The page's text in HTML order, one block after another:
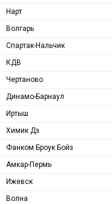
Нарт
Волгарь
Спартак-Нальчик
КДВ
Чертаново
Динамо-Барнаул
Иртыш
Химик Дз
Фанком Броук Бойз
Амкар-Пермь
Ижевск
Волна